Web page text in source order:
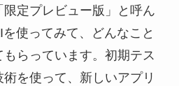
限定プレビュー版」と呼ん
使ってみて、どんなこと
らっています。初期テス
を使って、新しいアプリ